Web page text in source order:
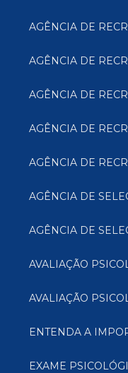
AGÊNCIA DE
AGÊNCIA DE
AGÊNCIA DE
AGÊNCIA DE
AGÊNCIA DE
AGÊNCIA DE
AGÊNCIA DE
AVALIAÇÃO
AVALIAÇÃO
ENTENDA A
EXAME